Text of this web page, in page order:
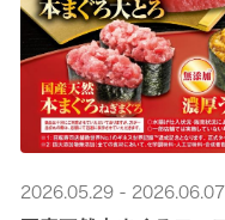
2026.05.29 - 2026.06.07